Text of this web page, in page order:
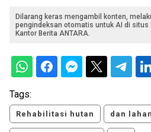
Dilarang keras mengambil konten,
pengindeksan otomatis untuk AI di
Kantor Berita ANTARA.
Tags:
Rehabilitasi hutan dan lahan